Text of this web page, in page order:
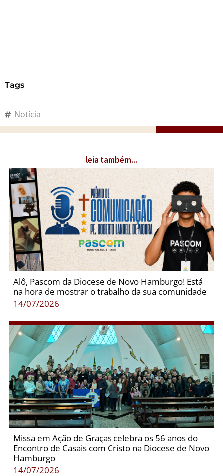
Tags
Notícia
leia também...
Alô, Pascom da Diocese de Novo Hamburgo! Está
na hora de mostrar o trabalho da sua comunidade
14/07/2026
Missa em Ação de Graças celebra os 56 anos do
Encontro de Casais com Cristo na Diocese de Novo
Hamburgo
14/07/2026